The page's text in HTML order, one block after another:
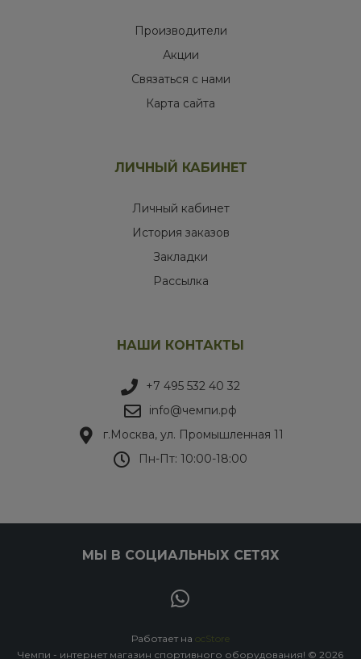
Производители
Акции
Связаться с нами
Карта сайта
ЛИЧНЫЙ КАБИНЕТ
Личный кабинет
История заказов
Закладки
Рассылка
НАШИ КОНТАКТЫ
+7 495 532 40 32
info@чемпи.рф
г.Москва, ул. Промышленная 11
Пн-Пт: 10:00-18:00
МЫ В СОЦИАЛЬНЫХ СЕТЯХ
Работает на ocStore
Чемпи - интернет магазин спортивного оборудования! © 2026